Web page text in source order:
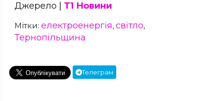
Джерело | Т1 Новини
Мітки: електроенергія, світло,
Тернопільщина
Телеграм